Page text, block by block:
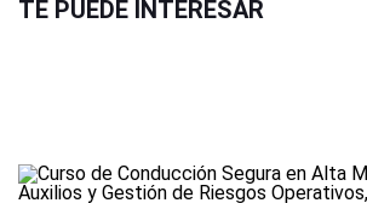
TE PUEDE INTERESAR